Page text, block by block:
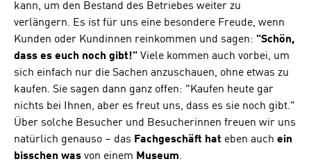
kann, um den Bestand des Betriebes weiter zu
verlängern. Es ist für uns eine besondere Freude, wenn
Kunden oder Kundinnen reinkommen und sagen: "Schön,
dass es euch noch gibt!" Viele kommen auch vorbei, um
sich einfach nur die Sachen anzuschauen, ohne etwas zu
kaufen. Sie sagen dann ganz offen: "Kaufen heute gar
nichts bei Ihnen, aber es freut uns, dass es sie noch gibt."
Über solche Besucher und Besucherinnen freuen wir uns
natürlich genauso – das Fachgeschäft hat eben auch ein
bisschen was von einem Museum.